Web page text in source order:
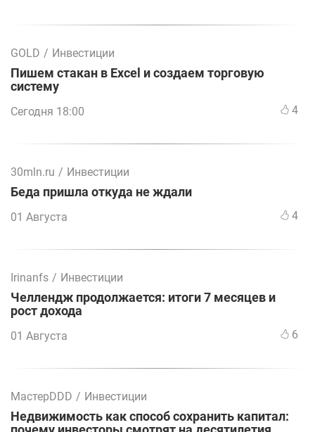
GOLD / Инвестиции
Пишем стакан в Excel и создаем торговую
систему
Сегодня 18:00 4
30mln.ru / Инвестиции
Беда пришла откуда не ждали
01 Августа 4
Irinanfs / Инвестиции
Челлендж продолжается: итоги 7 месяцев и
рост дохода
01 Августа 6
МастерDDD / Инвестиции
Недвижимость как способ сохранить капитал: